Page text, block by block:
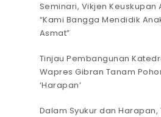
Seminari, Vikjen Keuskupan
“Kami Bangga Mendidik
Asmat”
Tinjau Pembangunan
Wapres Gibran Tanam
‘Harapan’
Dalam Syukur dan Harapan,